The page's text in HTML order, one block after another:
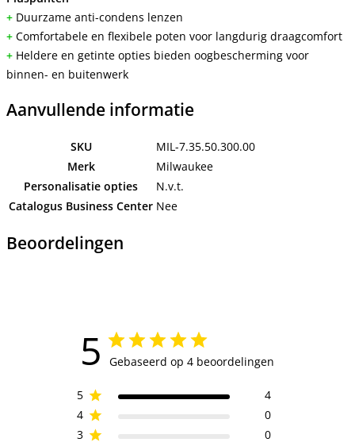
+ Duurzame anti-condens lenzen
+ Comfortabele en flexibele poten voor langdurig draagcomfort
+ Heldere en getinte opties bieden oogbescherming voor
binnen- en buitenwerk
Aanvullende informatie
SKU
MIL-7.35.50.300.00
Merk
Milwaukee
Personalisatie opties
N.v.t.
Catalogus Business Center Nee
Beoordelingen
5 Gebaseerd op 4 beoordelingen
5
4
4
0
3
0